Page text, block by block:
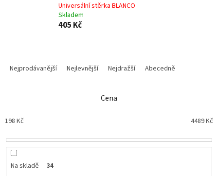
Universální stěrka BLANCO
Skladem
405 Kč
p
o
Nejprodávanější Nejlevnější Nejdražší Abecedně
Cena
198 Kč 4489Kč
Na skladě 34